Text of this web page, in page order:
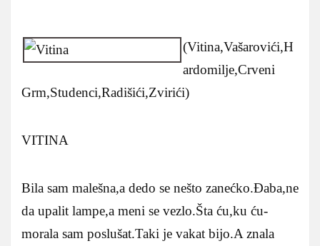
(Vitina,Vašarovići,H
ardomilje,Crveni
Grm,Studenci,Radišići,Zvirići)
VITINA
Bila sam malešna,a dedo se nešto zanećko.Đaba,ne
da upalit lampe,a meni se vezlo.Šta ću,ku ću-
morala sam poslušat.Taki je vakat bijo.A znala